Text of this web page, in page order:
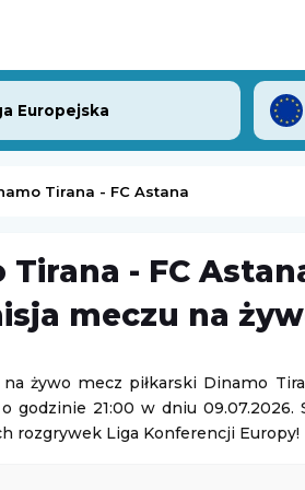
Europejska
Tirana - FC Astana
Mazowiecki
w Hagen
Inter Turku
Liga
Turniej ATP
Tirana - FC
meczu na
żywo mecz piłkarski Dinamo
godzinie 21:00 w dniu
rozgrywek Liga Konferencji Europy!